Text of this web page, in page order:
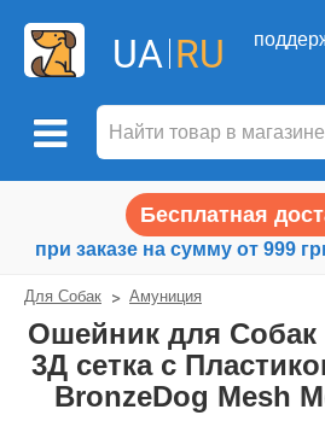
UA RU
Бесплатная
при заказе на сумму от 999
Для Собак Амуниция
Ошейник для
3Д сетка c
BronzeDog Mesh